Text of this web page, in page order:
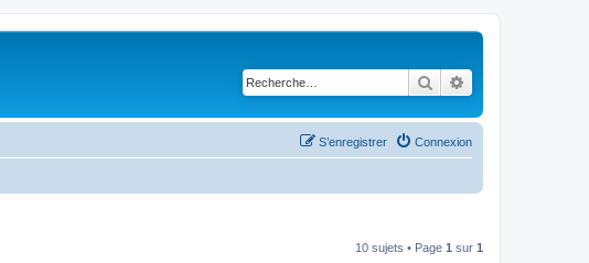
Rechercher
Connexion
S’enregistrer
10 sujets • Page 1 sur 1